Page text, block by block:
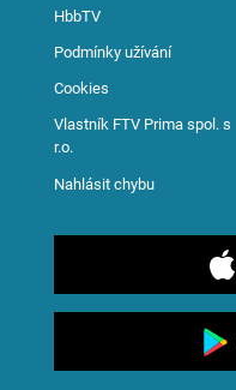
HbbTV
Podmínky užívání
Cookies
Vlastník FTV Prima spol. s
r.o.
Nahlásit chybu